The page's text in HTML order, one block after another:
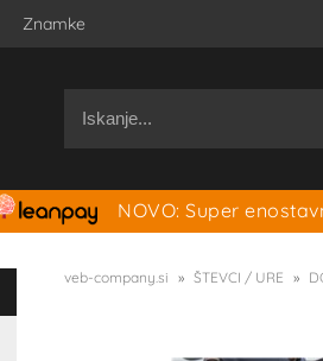
Znamke
NOVO: Super
veb-company.si ŠTEVCI / URE